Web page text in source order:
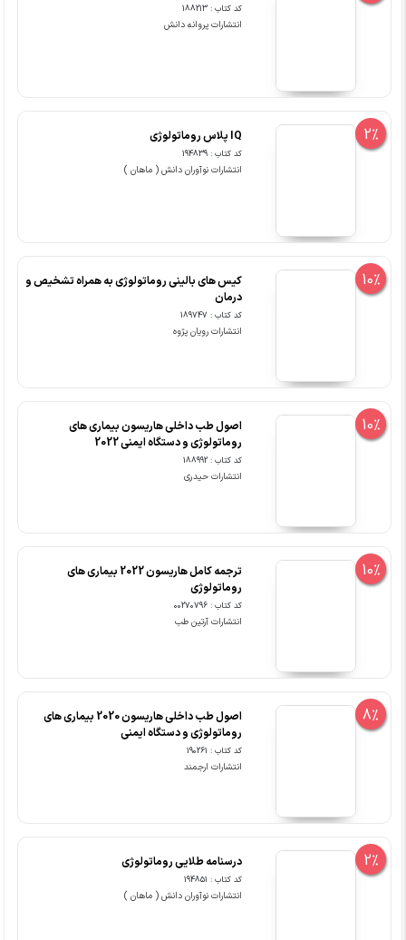
کد کتاب : 188213
انتشارات پروانه دانش
2% IQ پلاس روماتولوژی
کد کتاب : 194839
انتشارات نوآوران دانش ( ماهان )
10%
کیس های بالینی روماتولوژی به همراه تشخیص و
درمان
کد کتاب : 189747
انتشارات رویان پژوه
10%
اصول طب داخلی هاریسون بیماری های
روماتولوژی و دستگاه ایمنی 2022
کد کتاب : 188992
انتشارات حیدری
10%
ترجمه کامل هاریسون 2022 بیماری های
روماتولوژی
کد کتاب : 00270796
انتشارات آرتین طب
8%
اصول طب داخلی هاریسون 2020 بیماری های
روماتولوژی و دستگاه ایمنی
کد کتاب : 190261
انتشارات ارجمند
2% درسنامه طلایی روماتولوژی
کد کتاب : 194851
انتشارات نوآوران دانش ( ماهان )